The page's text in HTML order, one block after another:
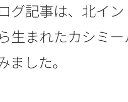
グ記事は、北イ
生まれたカシミ
ました。